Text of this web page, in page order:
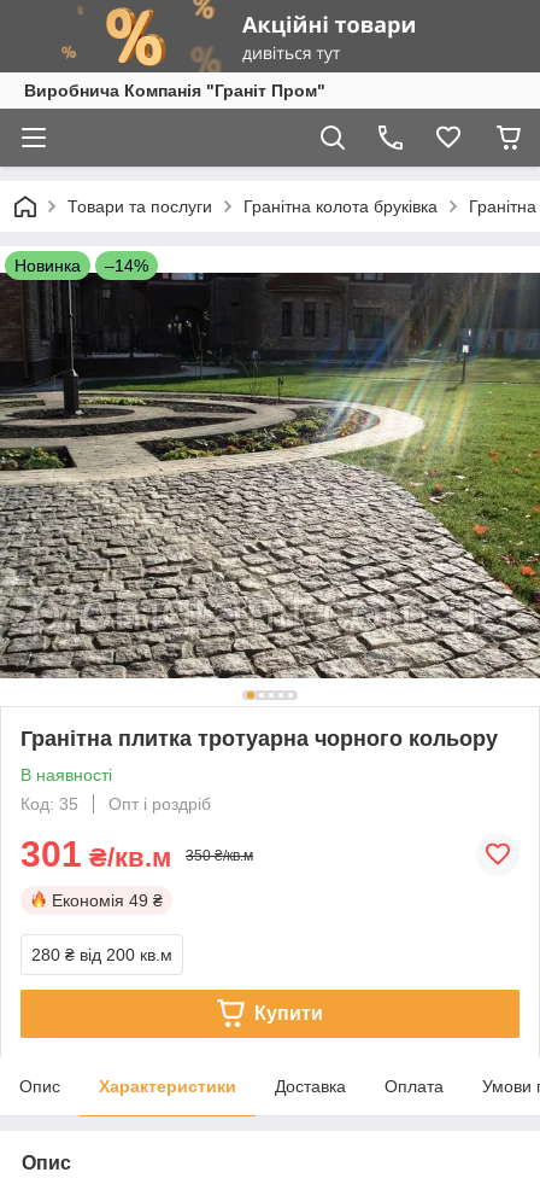
Виробнича Компанія "Граніт Пром"
Товари та послуги Гранітна колота бруківка
Новинка –14%
Гранітна плитка тротуарна чорного кольору
В наявності
Код: 35
Опт і роздріб
301 ₴/кв.м 350 ₴/кв.м
Економія 49 ₴
280 ₴ від 200 кв.м
Купити
Опис Характеристики Доставка Оплата Умови
Опис